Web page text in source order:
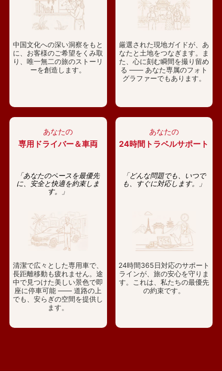
中国文化への深い洞察をもと
に、お客様のご希望をくみ取
り、唯一無二の旅のストーリ
ーを創造します。
厳選された現地ガイドが、あ
なたと土地をつなぎます。ま
た、心に刻む瞬間を撮り留め
る —— あなた専属のフォト
グラファーでもあります。
あなたの
専用ドライバー＆車両
「あなたのペースを最優先
に、安全と快適を約束しま
す。」
清潔で広々とした専用車で、
長距離移動も疲れません。途
中で見つけた美しい景色で即
座に停車可能 —— 道路の上
でも、安らぎの空間を提供し
ます。
あなたの
24時間トラベルサポート
「どんな問題でも、いつで
も、すぐに対応します。」
24時間365日対応のサポート
ラインが、旅の安心を守りま
す。これは、私たちの最優先
の約束です。